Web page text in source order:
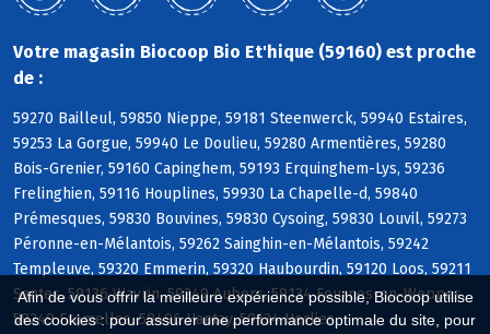
Afin de vous offrir la meilleure expérience possible, Biocoop utilise
des cookies : pour assurer une performance optimale du site, pour
Votre magasin Biocoop Bio Et'hique (59160) est proche
de :
59270 Bailleul, 59850 Nieppe, 59181 Steenwerck, 59940 Estaires,
59253 La Gorgue, 59940 Le Doulieu, 59280 Armentières, 59280
Bois-Grenier, 59160 Capinghem, 59193 Erquinghem-Lys, 59236
Frelinghien, 59116 Houplines, 59930 La Chapelle-d, 59840
Prémesques, 59830 Bouvines, 59830 Cysoing, 59830 Louvil, 59273
Péronne-en-Mélantois, 59262 Sainghin-en-Mélantois, 59242
Templeuve, 59320 Emmerin, 59320 Haubourdin, 59120 Loos, 59211
Santes, 59136 Wavrin, 59249 Aubers, 59134 Fournes-en-Weppes,
59249 Fromelles, 59496 Hantay, 59134 Herlies